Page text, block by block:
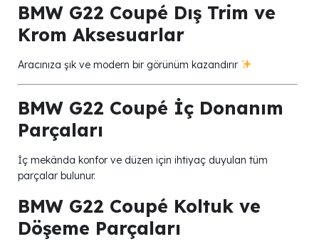
BMW G22 Coupé Dış Trim ve
Krom Aksesuarlar
Aracınıza şık ve modern bir görünüm kazandırır
BMW G22 Coupé İç Donanım
Parçaları
İç mekânda konfor ve düzen için ihtiyaç duyulan tüm
parçalar bulunur.
BMW G22 Coupé Koltuk ve
Döşeme Parçaları